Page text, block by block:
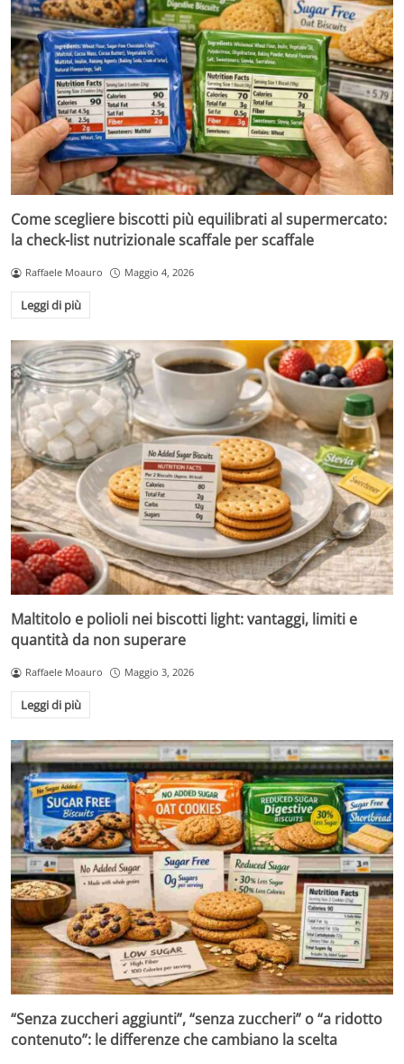
Come scegliere biscotti più equilibrati al supermercato:
la check-list nutrizionale scaffale per scaffale
Raffaele Moauro Maggio 4, 2026
Leggi di più
Maltitolo e polioli nei biscotti light: vantaggi, limiti e
quantità da non superare
Raffaele Moauro Maggio 3, 2026
Leggi di più
“Senza zuccheri aggiunti”, “senza zuccheri” o “a ridotto
contenuto”: le differenze che cambiano la scelta